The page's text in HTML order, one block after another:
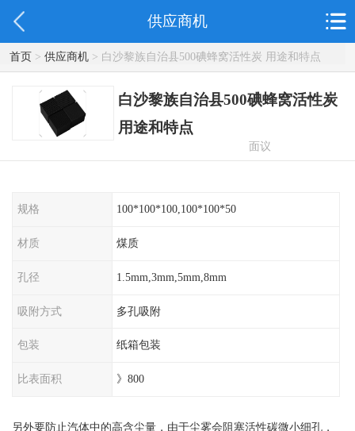
供应商机
首页> 供应商机> 白沙黎族自治县500碘蜂窝活性炭 用途和特点
白沙黎族自治县500碘蜂窝活性炭
用途和特点
面议
规格 100*100*100,100*100*50
材质 煤质
孔径 1.5mm,3mm,5mm,8mm
吸附方式 多孔吸附
包装 纸箱包装
比表面积 》800
另外要防止汽体中的高含尘量，由于尘雾会阻塞活性碳微小细孔，